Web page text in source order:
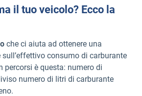
il tuo veicolo? Ecco la
che ci aiuta ad ottenere una
consumo di carburante
percorsi è questa: numero di
numero di litri di carburante